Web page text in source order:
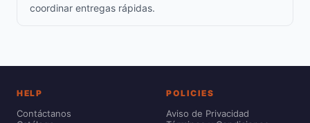
coordinar entregas rápidas.
HELP
Contáctanos
POLICIES
Aviso de Privacidad